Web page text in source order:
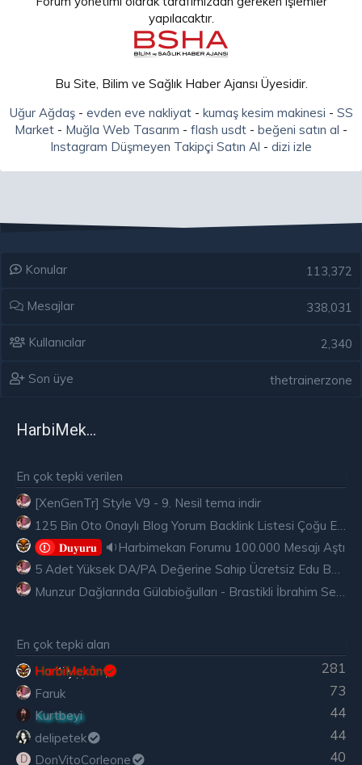
yapılacaktır.
Bu Site, Bilim ve Sağlık Haber Ajansı Üyesidir.
Uğur Ağdaş- evden eve nakliyat- kumaş kesim makinesi - SS
Market - Muğla Web Tasarım - flash usdt - beğeni satın al -
Instagram Düşmeyen Takipçi Satın Al - dizi izle
Konular 113,372
Mesajlar 338,031
Kullanıcılar 2,340
Son üye thetrainerzone
HarbiMekân
En çok tepki verilen
[XenGenTr] Style V9 - 9. Nesil tema indir
𝐃𝐮𝐲𝐮𝐫𝐮
🔉Harbimekan Forumu 100.000 Mesajı Aştı
5 Adet Yüksek DA/PA Değerine Sahip Ücretsiz Edu Backlink
En çok tepki alan
281
HarbiMekân
73
Faruk
44
Kurtbeyi
44
delipetek
D 40
DonVitoCorleone